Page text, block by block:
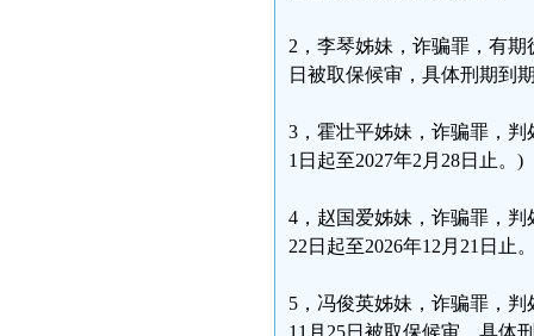
2，李琴姊妹，诈骗罪，有
日被取保候审，具体刑期到
3，霍壮平姊妹，诈骗罪，
1日起至2027年2月28日止。)
4，赵国爱姊妹，诈骗罪，
22日起至2026年12月21日止
5，冯俊英姊妹，诈骗罪，
11月25日被取保候审，具体